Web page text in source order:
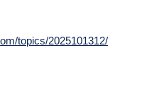
topics/2025101312/